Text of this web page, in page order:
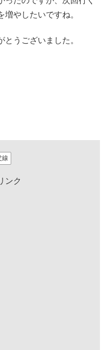
やしたいですね。
うございました。
線
ンク